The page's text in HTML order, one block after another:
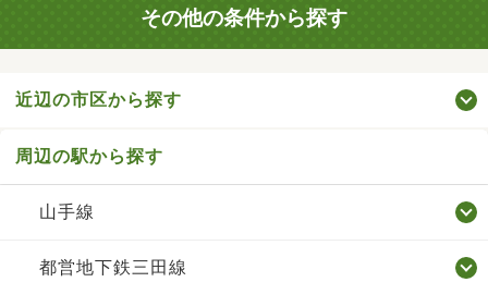
その他の条件から探す
近辺の市区から探す
周辺の駅から探す
山手線
都営地下鉄三田線